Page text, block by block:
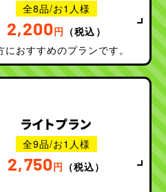
1,000名様以下
ンから探す
100名様以上の
ブライダル・
2次会
展示会・
商品発表会
全8品/お1人様
2,200円 （税込）
おすすめのプランです。
ライトプラン
全9品/お1人様
2,750円 （税込）